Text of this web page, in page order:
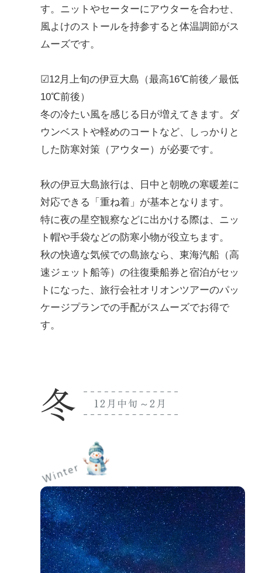
す。ニットやセーターにアウターを合わせ、
風よけのストールを持参すると体温調節がス
ムーズです。
☑12月上旬の伊豆大島（最高16℃前後／最低
10℃前後）
冬の冷たい風を感じる日が増えてきます。ダ
ウンベストや軽めのコートなど、しっかりと
した防寒対策（アウター）が必要です。
秋の伊豆大島旅行は、日中と朝晩の寒暖差に
対応できる「重ね着」が基本となります。
特に夜の星空観察などに出かける際は、ニッ
ト帽や手袋などの防寒小物が役立ちます。
秋の快適な気候での島旅なら、東海汽船（高
速ジェット船等）の往復乗船券と宿泊がセッ
トになった、旅行会社オリオンツアーのパッ
ケージプランでの手配がスムーズでお得で
す。
冬 12 月中旬～2 月